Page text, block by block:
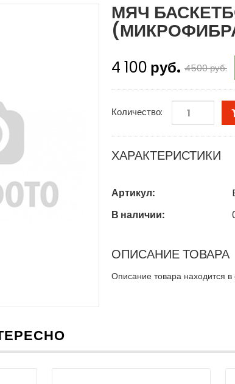
МЯЧ
4 100 руб. 4500руб.
Количество:
ХАРАКТЕРИСТИКИ
Артикул:
В наличии:
ОПИСАНИЕ ТОВАРА
Описание товара находится